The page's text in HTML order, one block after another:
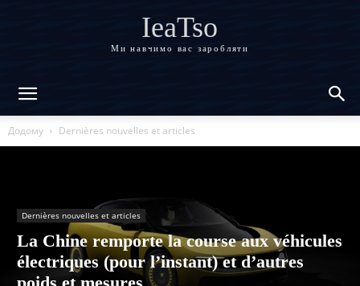
IeaTso
Ми навчимо вас заробляти
Додому Dernières nouvelles et articles
Dernières nouvelles et articles
La Chine remporte la course aux véhicules
électriques (pour l’instant) et d’autres
poids et mesures